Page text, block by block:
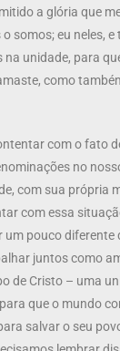
a glória que
somos; eu neles,
na unidade, para
como
com o fato
no
com sua própria
com essa
um pouco diferente
juntos como
de Cristo – uma
que o mundo
salvar o seu